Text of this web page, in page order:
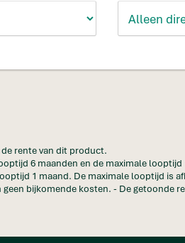
rente van dit product.
6 maanden en de maximale looptijd
1 maand. De maximale looptijd is
bijkomende kosten. - De getoonde